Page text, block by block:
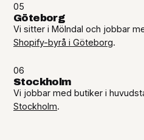
05
Göteborg
Vi sitter i Mölndal och jobbar
Shopify-byrå i Göteborg.
06
Stockholm
Vi jobbar med butiker i
Stockholm.